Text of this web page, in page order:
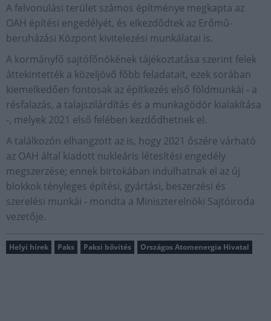
A felvonulási terület számos építménye megkapta az
OAH építési engedélyét, és elkezdődtek az Erőmű-
beruházási Központ kivitelezési munkálatai is.
A kormányfő sajtófőnökének tájékoztatása szerint felek
áttekintették a közeljövő főbb feladatait, ezek sorában
kiemelkedően fontosak az építkezés első földmunkái - a
résfalazás, a talajszilárdítás és a munkagödör kialakítása
-, melyek 2021 első felében kezdődhetnek el.
A találkozón elhangzott az is, hogy 2021 őszére várható
az OAH által kiadott nukleáris létesítési engedély
megszerzése; ennek birtokában indulhatnak el az új
blokkok tényleges építési, gyártási, beszerzési és
szerelési munkái - mondta a Miniszterelnöki Sajtóiroda
vezetője.
Helyi hírek Paks Paksi bővítés Országos Atomenergia Hivatal